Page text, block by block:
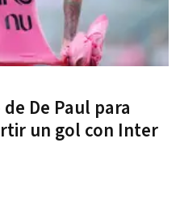
De Paul para
un gol con Inter